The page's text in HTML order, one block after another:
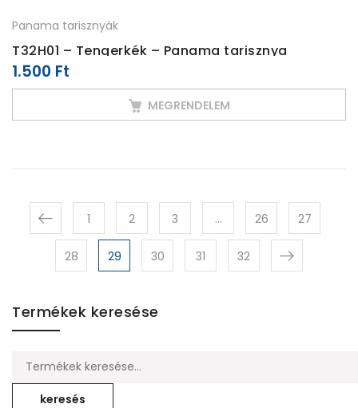
Panama tarisznyák
T32H01 – Tengerkék – Panama tarisznya
1.500 Ft
MEGRENDELEM
1 2 3 … 26 27
28 29 30 31 32
Termékek keresése
Keresés ...
keresés